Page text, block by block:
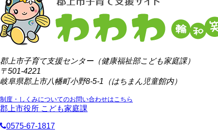
郡上市子育て支援センター（健康福祉部こども家庭課）
〒501-4221
岐阜県郡上市八幡町小野8-5-1（はちまん児童館内）
制度・しくみについてのお問い合わせはこちら
郡上市役所 こども家庭課
0575-67-1817